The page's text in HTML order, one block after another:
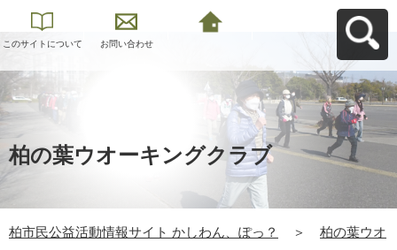
このサイトについて お問い合わせ
柏の葉ウオーキングクラブ
柏市民公益活動情報サイト かしわん、ぽっ？ ＞
柏の葉ウオ